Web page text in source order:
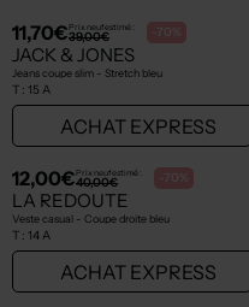
7,50€ 25,00€ -70%
ELLESSE
T :12 A
ACHAT EXPRESS